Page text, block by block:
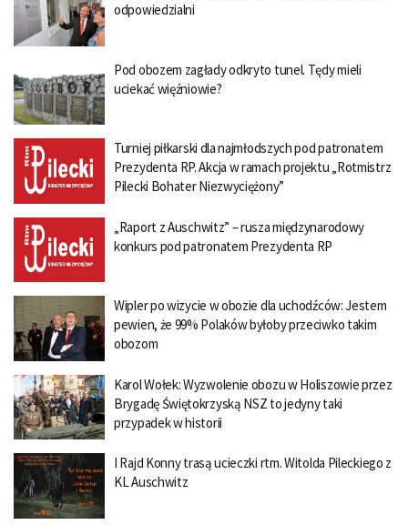
odpowiedzialni
Pod obozem zagłady odkryto tunel. Tędy mieli
uciekać więźniowie?
Turniej piłkarski dla najmłodszych pod patronatem
Prezydenta RP. Akcja w ramach projektu „Rotmistrz
Pilecki Bohater Niezwyciężony”
„Raport z Auschwitz” – rusza międzynarodowy
konkurs pod patronatem Prezydenta RP
Wipler po wizycie w obozie dla uchodźców: Jestem
pewien, że 99% Polaków byłoby przeciwko takim
obozom
Karol Wołek: Wyzwolenie obozu w Holiszowie przez
Brygadę Świętokrzyską NSZ to jedyny taki
przypadek w historii
I Rajd Konny trasą ucieczki rtm. Witolda Pileckiego z
KL Auschwitz